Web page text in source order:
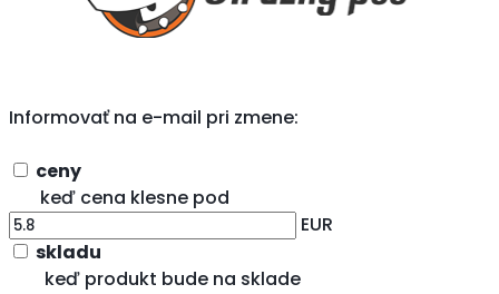
Informovať na e-mail pri zmene:
ceny
keď cena klesne pod
EUR
skladu
keď produkt bude na sklade